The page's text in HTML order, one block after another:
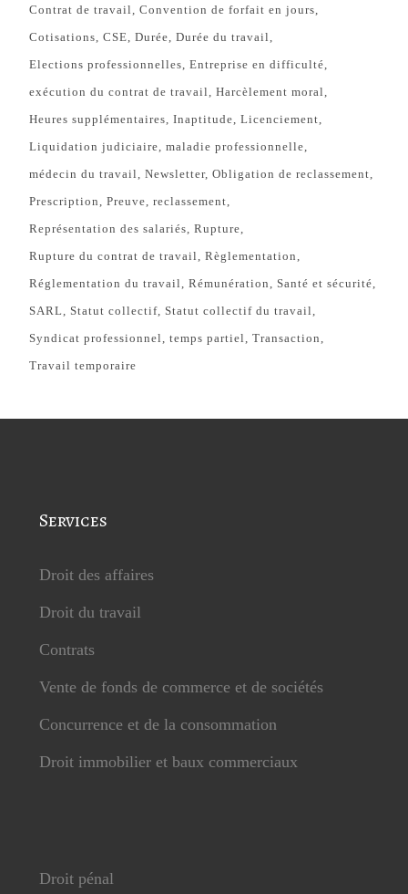
Contrat de travail Convention de forfait en jours
Cotisations CSE Durée Durée du travail
Elections professionnelles Entreprise en difficulté
exécution du contrat de travail Harcèlement moral
Heures supplémentaires Inaptitude Licenciement
Liquidation judiciaire maladie professionnelle
médecin du travail Newsletter Obligation de reclassement
Prescription Preuve reclassement
Représentation des salariés Rupture
Rupture du contrat de travail Règlementation
Réglementation du travail Rémunération Santé et sécurité
SARL Statut collectif Statut collectif du travail
Syndicat professionnel temps partiel Transaction
Travail temporaire
Services
Droit des affaires
Droit du travail
Contrats
Vente de fonds de commerce et de sociétés
Concurrence et de la consommation
Droit immobilier et baux commerciaux
Droit pénal